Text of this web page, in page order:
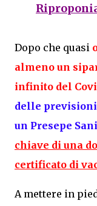
Dopo che quasi
almeno un
infinito del
delle
un Presepe
chiave di una
certificato di
A mettere in